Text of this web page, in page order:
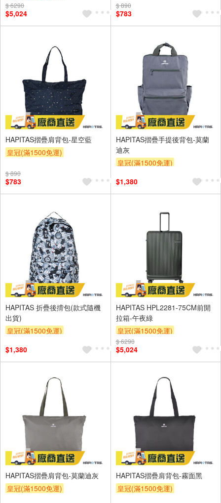
$ 6290
$5,024
$ 890
$783
HAPITAS摺疊肩背包-星空藍
皇冠(滿1500免運)
$ 890
$783
HAPITAS摺疊手提後背包-莫蘭
迪灰
皇冠(滿1500免運)
$1,380
HAPITAS 折疊後揹包(款式隨機
出貨)
皇冠(滿1500免運)
$1,380
HAPITAS HPL2281-75CM前開
拉箱-午夜綠
皇冠(滿1500免運)
$ 6290
$5,024
HAPITAS摺疊肩背包-莫蘭迪灰
皇冠(滿1500免運)
HAPITAS摺疊肩背包-霧面黑
皇冠(滿1500免運)